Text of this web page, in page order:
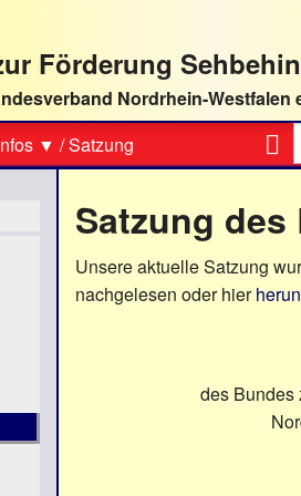
Förderung
Nordrhein-Westfalen
▼ /Satzung
Satzung des
Unsere aktuelle Satzung
nachgelesen oder hier
des Bundes